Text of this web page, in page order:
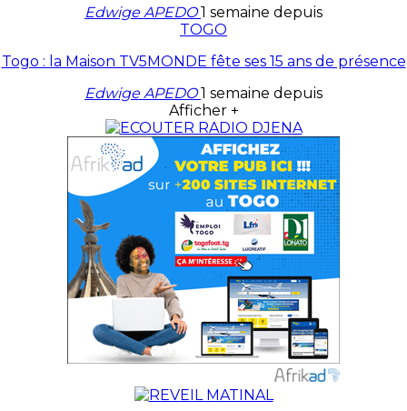
Edwige APEDO1 semaine depuis
TOGO
Togo : la Maison TV5MONDE fête ses 15 ans de présence
Edwige APEDO1 semaine depuis
Afficher +